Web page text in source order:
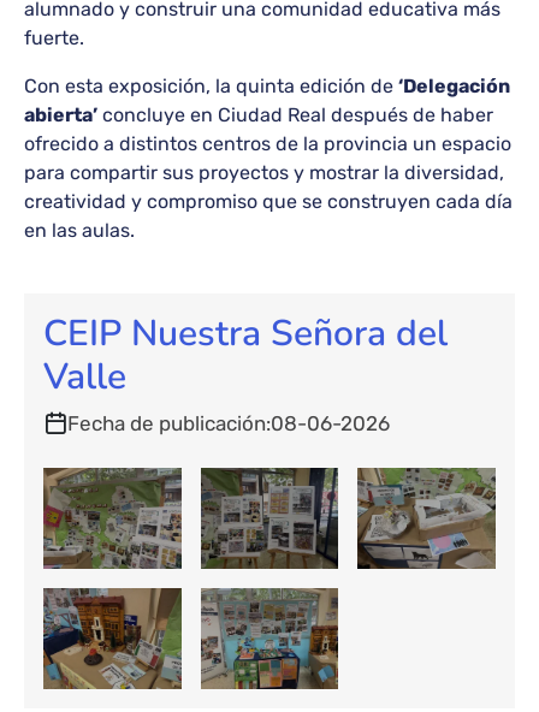
alumnado y construir una comunidad educativa más
fuerte.
Con esta exposición, la quinta edición de ‘Delegación
abierta’ concluye en Ciudad Real después de haber
ofrecido a distintos centros de la provincia un espacio
para compartir sus proyectos y mostrar la diversidad,
creatividad y compromiso que se construyen cada día
en las aulas.
CEIP Nuestra Señora del
Valle
Fecha de publicación 08-06-2026